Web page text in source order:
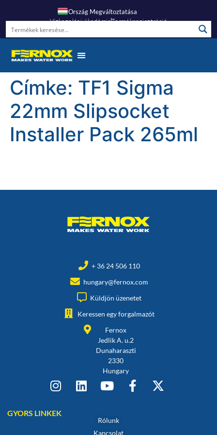
Ország Megváltoztatása
Vízkezelési AkadémiaTermékregisztráció
Címke: TF1 Sigma
22mm Slipsocket
Installer Pack 265ml
+ 36 24 506 110
hungary@fernox.com
Küldjön üzenetet
Keressen egy forgalmazót
Fernox
Jedlik A. u.2
Dunaharaszti
2330
Hungary
GYORS LINKEK
Rólunk
Kapcsolat